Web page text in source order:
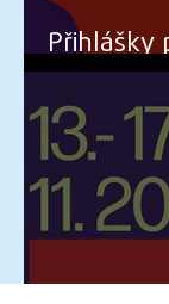
Přihlášky
MSVL